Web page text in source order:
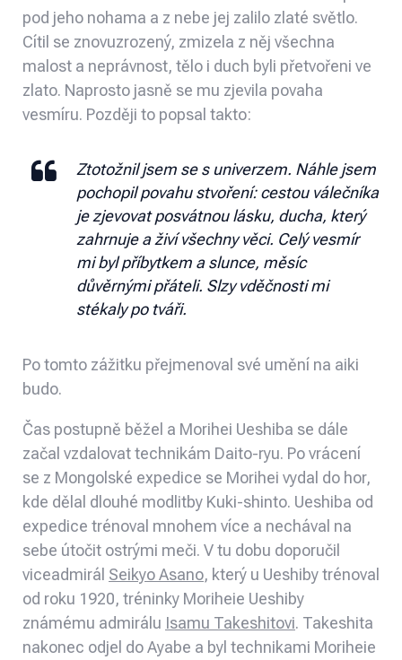
pod jeho nohama a z nebe jej zalilo zlaté světlo.
Cítil se znovuzrozený, zmizela z něj všechna
malost a neprávnost, tělo i duch byli přetvořeni ve
zlato. Naprosto jasně se mu zjevila povaha
vesmíru. Později to popsal takto:
Ztotožnil jsem se s univerzem. Náhle jsem
pochopil povahu stvoření: cestou válečníka
je zjevovat posvátnou lásku, ducha, který
zahrnuje a živí všechny věci. Celý vesmír
mi byl příbytkem a slunce, měsíc
důvěrnými přáteli. Slzy vděčnosti mi
stékaly po tváři.
Po tomto zážitku přejmenoval své umění na aiki
budo.
Čas postupně běžel a Morihei Ueshiba se dále
začal vzdalovat technikám Daito-ryu. Po vrácení
se z Mongolské expedice se Morihei vydal do hor,
kde dělal dlouhé modlitby Kuki-shinto. Ueshiba od
expedice trénoval mnohem více a nechával na
sebe útočit ostrými meči. V tu dobu doporučil
viceadmirál Seikyo Asano, který u Ueshiby trénoval
od roku 1920, tréninky Moriheie Ueshiby
známému admirálu Isamu Takeshitovi. Takeshita
nakonec odjel do Ayabe a byl technikami Moriheie